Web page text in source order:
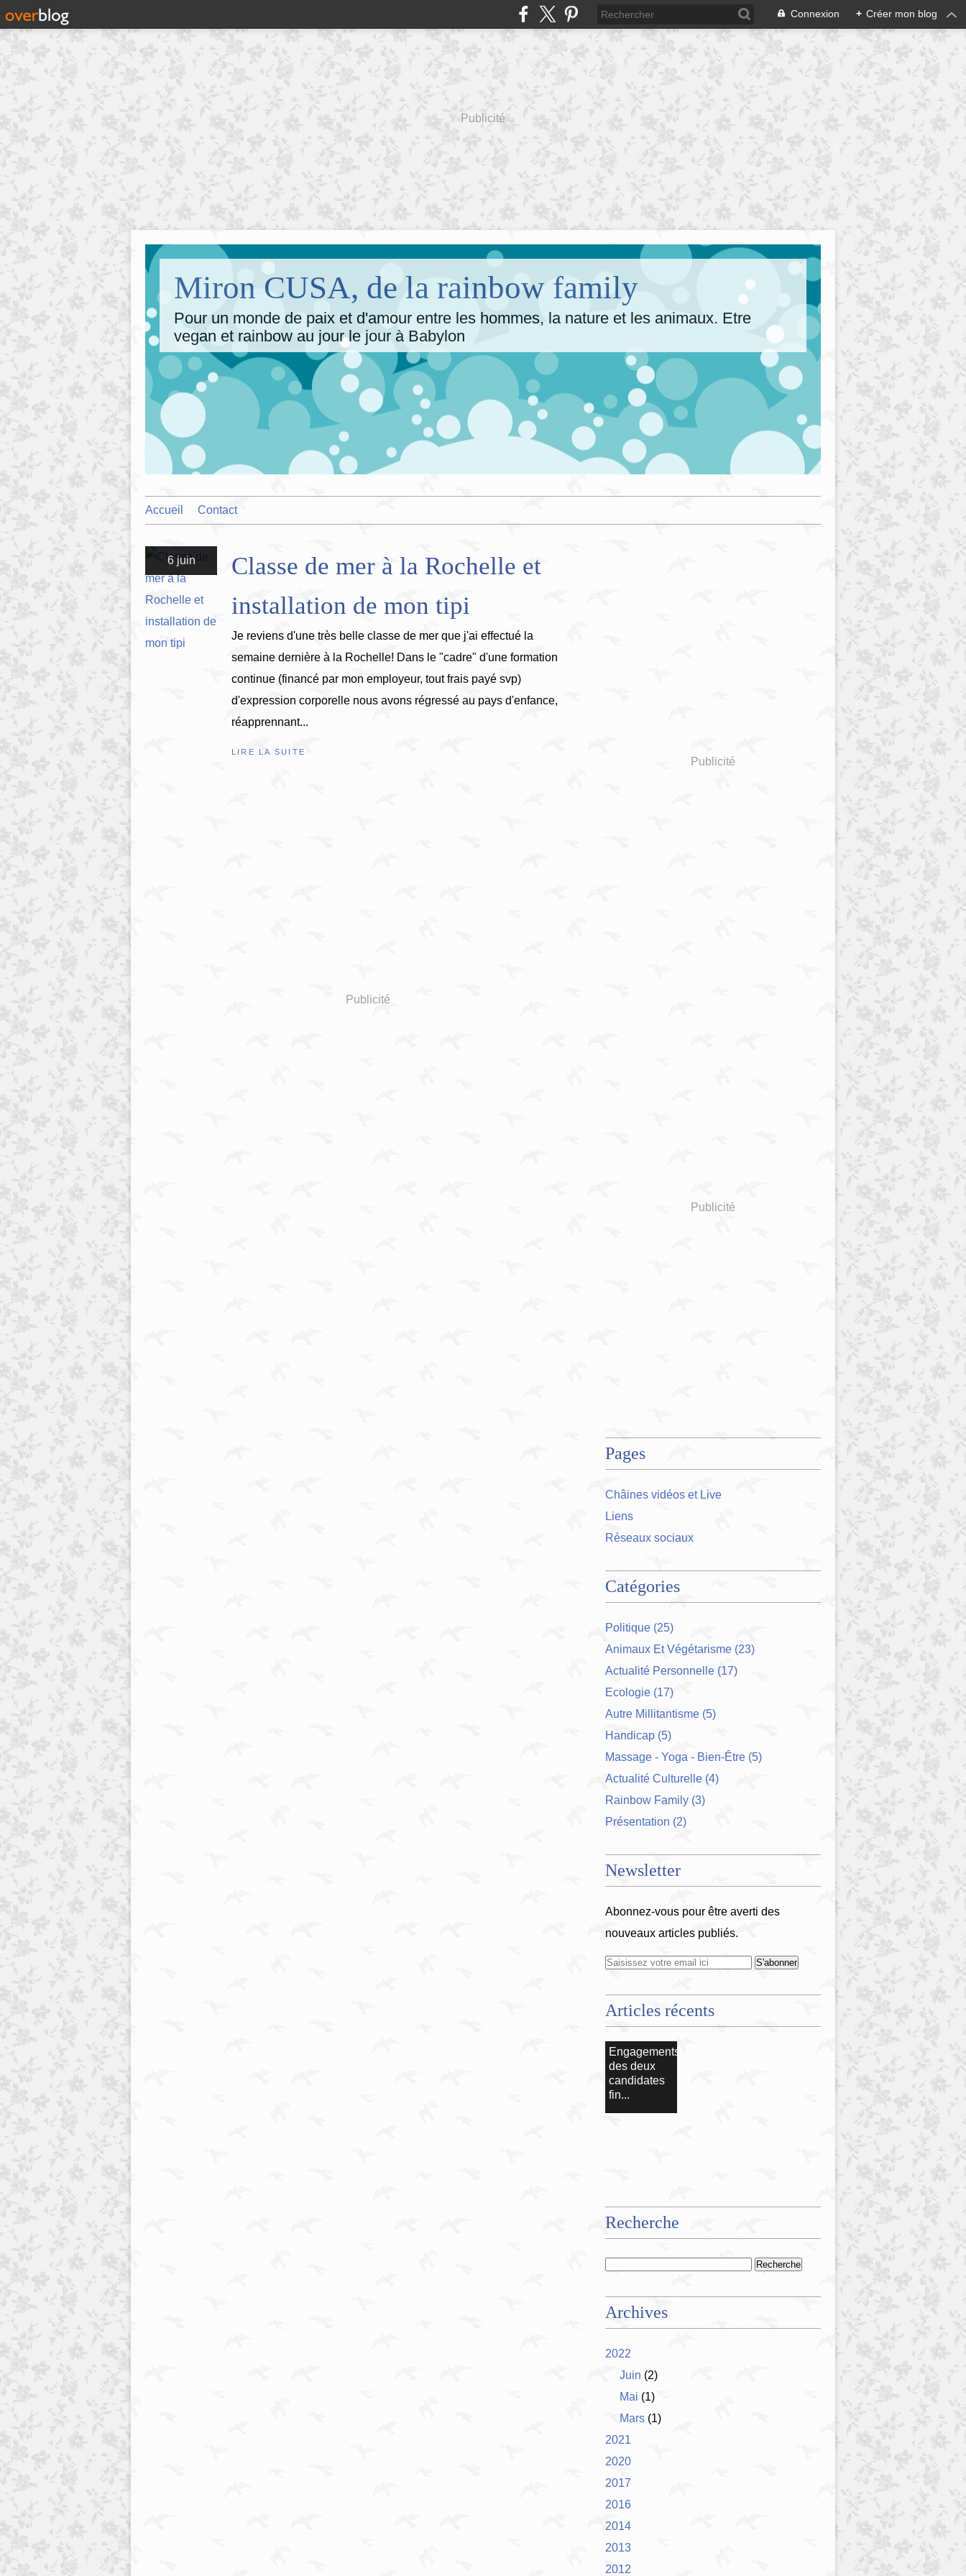
Connexion + Créer mon blog
Publicité
Miron CUSA, de la rainbow family
Pour un monde de paix et d'amour entre les hommes, la nature et les animaux. Etre
vegan et rainbow au jour le jour à Babylon
Accueil Contact
6 juin
Classe de mer à la Rochelle et
installation de mon tipi
Je reviens d'une très belle classe de mer que j'ai effectué la
semaine dernière à la Rochelle! Dans le "cadre" d'une formation
continue (financé par mon employeur, tout frais payé svp)
d'expression corporelle nous avons régressé au pays d'enfance,
réapprennant...
LIRE LA SUITE
Publicité
Publicité
Publicité
Pages
Châines vidéos et Live
Liens
Réseaux sociaux
Catégories
Politique (25)
Animaux Et Végétarisme (23)
Actualité Personnelle (17)
Ecologie (17)
Autre Millitantisme (5)
Handicap (5)
Massage - Yoga - Bien-Être (5)
Actualité Culturelle (4)
Rainbow Family (3)
Présentation (2)
Newsletter
Abonnez-vous pour être averti des
nouveaux articles publiés.
Articles récents
Engagements
des deux
candidates
fin...
Recherche
Archives
2022
Juin (2)
Mai (1)
Mars (1)
2021
2020
2017
2016
2014
2013
2012